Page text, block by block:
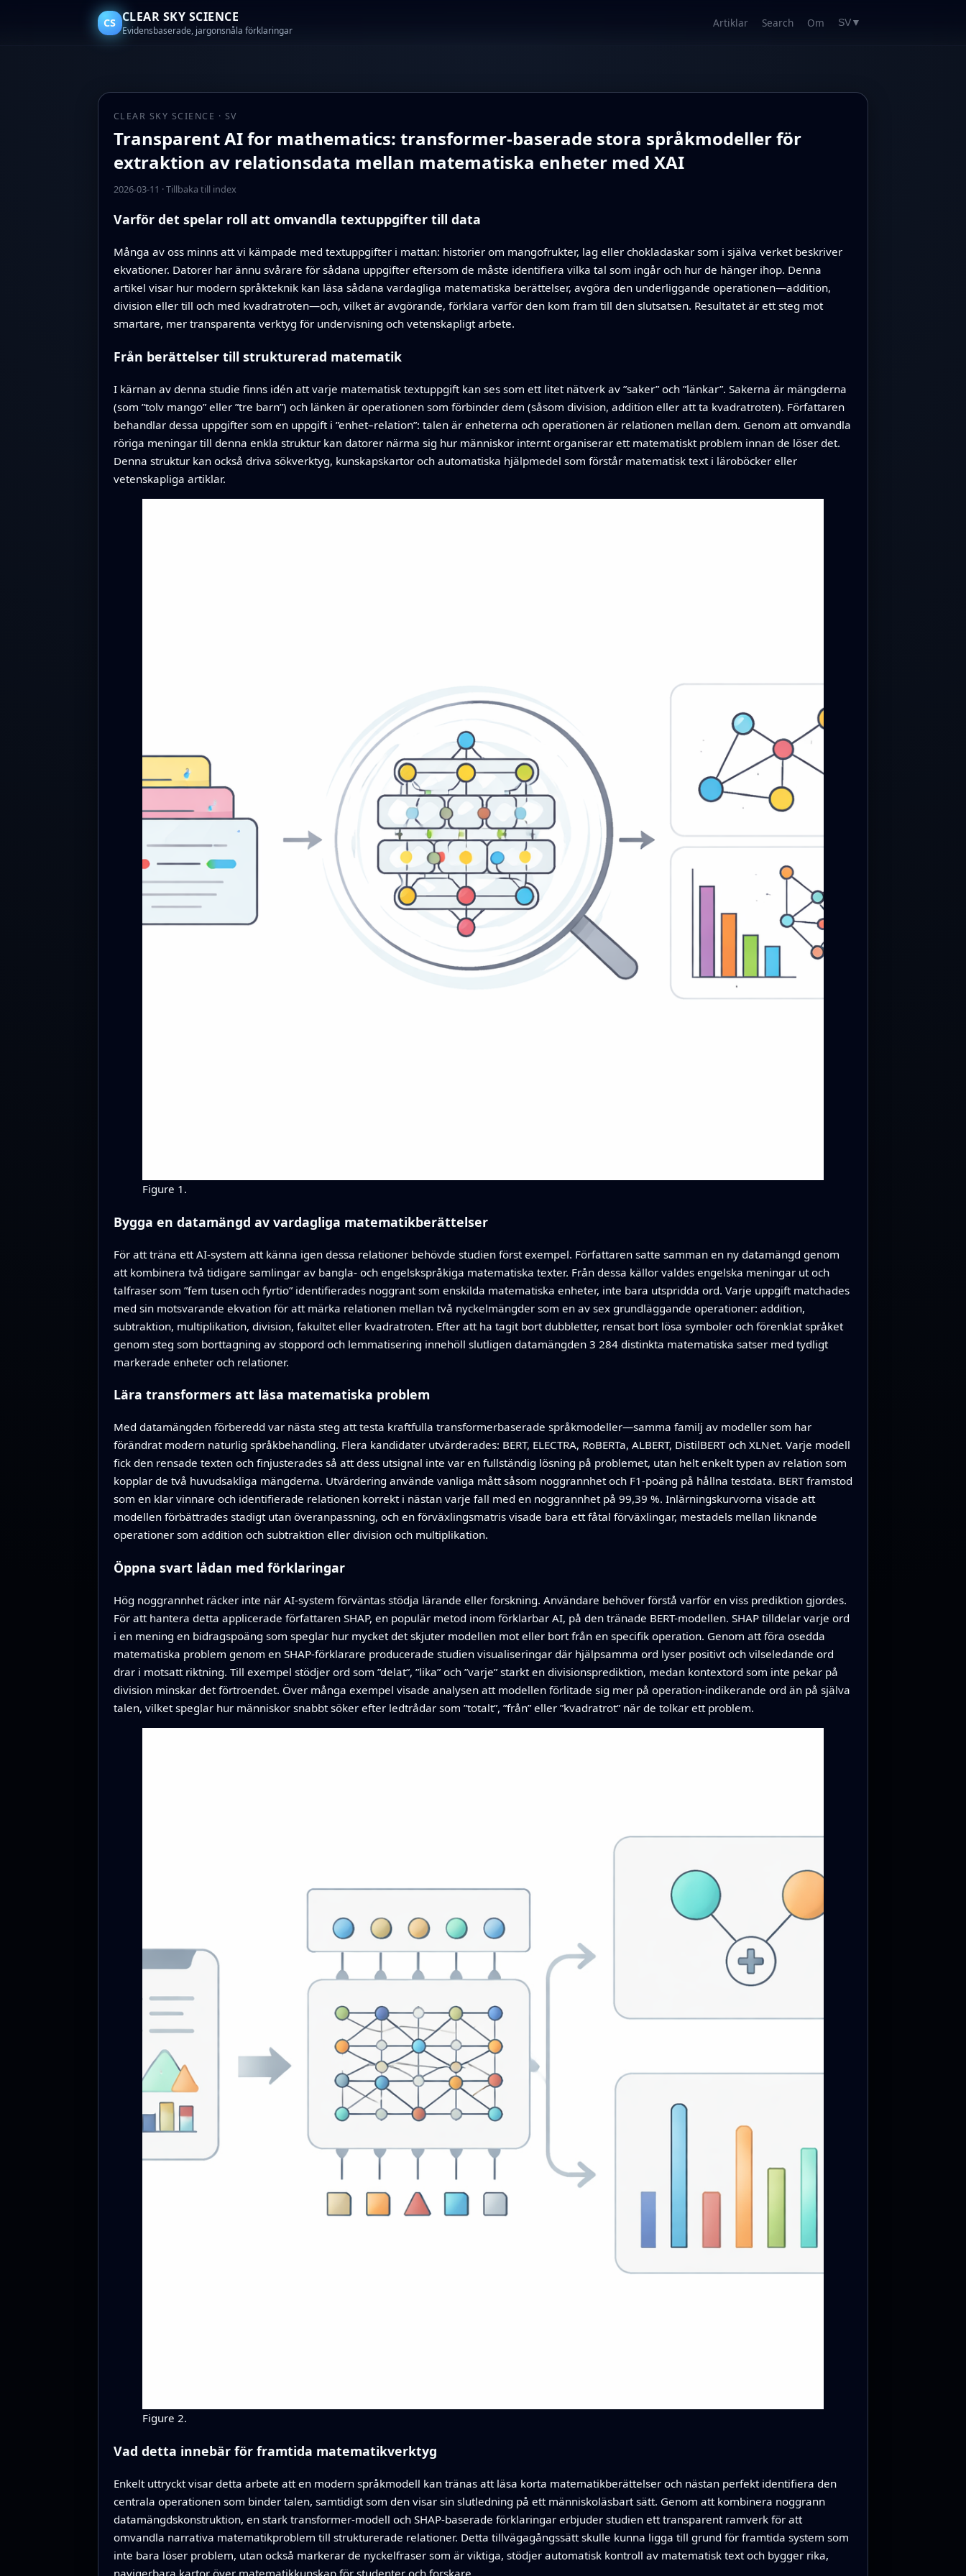
CS CLEAR SKY SCIENCE
Evidensbaserade, jargonsnåla förklaringar
Artiklar Search Om SV ▼
CLEAR SKY SCIENCE · SV
Transparent AI for mathematics: transformer-baserade stora språkmodeller för
extraktion av relationsdata mellan matematiska enheter med XAI
2026-03-11 ·Tillbaka till index
Varför det spelar roll att omvandla textuppgifter till data
Många av oss minns att vi kämpade med textuppgifter i mattan: historier om mangofrukter, lag eller chokladaskar som i själva verket beskriver
ekvationer. Datorer har ännu svårare för sådana uppgifter eftersom de måste identifiera vilka tal som ingår och hur de hänger ihop. Denna
artikel visar hur modern språkteknik kan läsa sådana vardagliga matematiska berättelser, avgöra den underliggande operationen—addition,
division eller till och med kvadratroten—och, vilket är avgörande, förklara varför den kom fram till den slutsatsen. Resultatet är ett steg mot
smartare, mer transparenta verktyg för undervisning och vetenskapligt arbete.
Från berättelser till strukturerad matematik
I kärnan av denna studie finns idén att varje matematisk textuppgift kan ses som ett litet nätverk av ”saker” och ”länkar”. Sakerna är mängderna
(som ”tolv mango” eller ”tre barn”) och länken är operationen som förbinder dem (såsom division, addition eller att ta kvadratroten). Författaren
behandlar dessa uppgifter som en uppgift i ”enhet–relation”: talen är enheterna och operationen är relationen mellan dem. Genom att omvandla
röriga meningar till denna enkla struktur kan datorer närma sig hur människor internt organiserar ett matematiskt problem innan de löser det.
Denna struktur kan också driva sökverktyg, kunskapskartor och automatiska hjälpmedel som förstår matematisk text i läroböcker eller
vetenskapliga artiklar.
Figure 1.
Bygga en datamängd av vardagliga matematikberättelser
För att träna ett AI-system att känna igen dessa relationer behövde studien först exempel. Författaren satte samman en ny datamängd genom
att kombinera två tidigare samlingar av bangla- och engelskspråkiga matematiska texter. Från dessa källor valdes engelska meningar ut och
talfraser som ”fem tusen och fyrtio” identifierades noggrant som enskilda matematiska enheter, inte bara utspridda ord. Varje uppgift matchades
med sin motsvarande ekvation för att märka relationen mellan två nyckelmängder som en av sex grundläggande operationer: addition,
subtraktion, multiplikation, division, fakultet eller kvadratroten. Efter att ha tagit bort dubbletter, rensat bort lösa symboler och förenklat språket
genom steg som borttagning av stoppord och lemmatisering innehöll slutligen datamängden 3 284 distinkta matematiska satser med tydligt
markerade enheter och relationer.
Lära transformers att läsa matematiska problem
Med datamängden förberedd var nästa steg att testa kraftfulla transformerbaserade språkmodeller—samma familj av modeller som har
förändrat modern naturlig språkbehandling. Flera kandidater utvärderades: BERT, ELECTRA, RoBERTa, ALBERT, DistilBERT och XLNet. Varje modell
fick den rensade texten och finjusterades så att dess utsignal inte var en fullständig lösning på problemet, utan helt enkelt typen av relation som
kopplar de två huvudsakliga mängderna. Utvärdering använde vanliga mått såsom noggrannhet och F1-poäng på hållna testdata. BERT framstod
som en klar vinnare och identifierade relationen korrekt i nästan varje fall med en noggrannhet på 99,39 %. Inlärningskurvorna visade att
modellen förbättrades stadigt utan överanpassning, och en förväxlingsmatris visade bara ett fåtal förväxlingar, mestadels mellan liknande
operationer som addition och subtraktion eller division och multiplikation.
Öppna svart lådan med förklaringar
Hög noggrannhet räcker inte när AI-system förväntas stödja lärande eller forskning. Användare behöver förstå varför en viss prediktion gjordes.
För att hantera detta applicerade författaren SHAP, en populär metod inom förklarbar AI, på den tränade BERT-modellen. SHAP tilldelar varje ord
i en mening en bidragspoäng som speglar hur mycket det skjuter modellen mot eller bort från en specifik operation. Genom att föra osedda
matematiska problem genom en SHAP-förklarare producerade studien visualiseringar där hjälpsamma ord lyser positivt och vilseledande ord
drar i motsatt riktning. Till exempel stödjer ord som ”delat”, ”lika” och ”varje” starkt en divisionsprediktion, medan kontextord som inte pekar på
division minskar det förtroendet. Över många exempel visade analysen att modellen förlitade sig mer på operation-indikerande ord än på själva
talen, vilket speglar hur människor snabbt söker efter ledtrådar som ”totalt”, ”från” eller ”kvadratrot” när de tolkar ett problem.
Figure 2.
Vad detta innebär för framtida matematikverktyg
Enkelt uttryckt visar detta arbete att en modern språkmodell kan tränas att läsa korta matematikberättelser och nästan perfekt identifiera den
centrala operationen som binder talen, samtidigt som den visar sin slutledning på ett människoläsbart sätt. Genom att kombinera noggrann
datamängdskonstruktion, en stark transformer-modell och SHAP-baserade förklaringar erbjuder studien ett transparent ramverk för att
omvandla narrativa matematikproblem till strukturerade relationer. Detta tillvägagångssätt skulle kunna ligga till grund för framtida system som
inte bara löser problem, utan också markerar de nyckelfraser som är viktiga, stödjer automatisk kontroll av matematisk text och bygger rika,
navigerbara kartor över matematikkunskap för studenter och forskare.